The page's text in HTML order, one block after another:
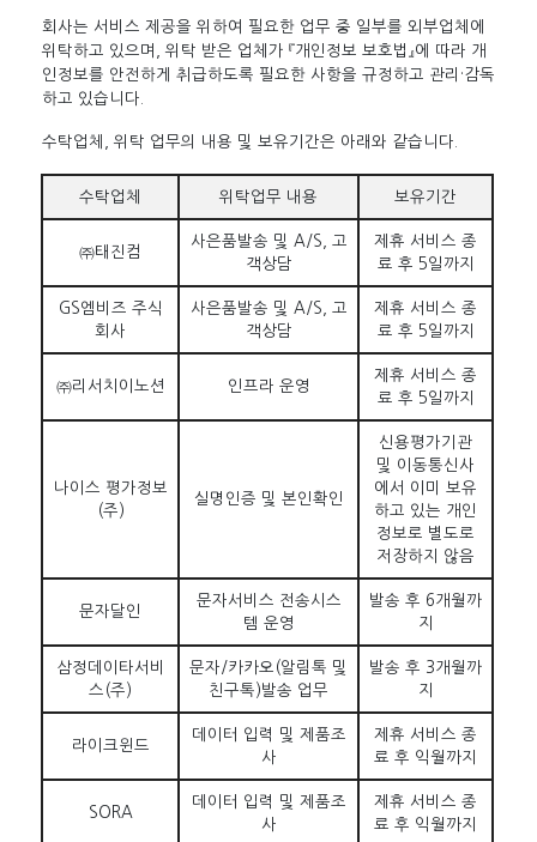
회사는 서비스 제공을 위하여 필요한 업무 중 일부를 외부업체에
위탁하고 있으며, 위탁 받은 업체가 『개인정보 보호법』에 따라 개
인정보를 안전하게 취급하도록 필요한 사항을 규정하고 관리·감독
하고 있습니다.
수탁업체, 위탁 업무의 내용 및 보유기간은 아래와 같습니다.
수탁업체 위탁업무 내용 보유기간
㈜태진컴
사은품발송 및 A/S, 고
객상담
제휴 서비스 종
료 후 5일까지
GS엠비즈 주식
회사
사은품발송 및 A/S, 고
객상담
제휴 서비스 종
료 후 5일까지
㈜리서치이노션 인프라 운영
제휴 서비스 종
료 후 5일까지
나이스 평가정보
(주)
실명인증 및 본인확인
신용평가기관
및 이동통신사
에서 이미 보유
하고 있는 개인
정보로 별도로
저장하지 않음
문자달인
문자서비스 전송시스
템 운영
발송 후 6개월까
지
삼정데이타서비
스(주)
문자/카카오(알림톡 및
친구톡)발송 업무
발송 후 3개월까
지
라이크윈드
데이터 입력 및 제품조
사
제휴 서비스 종
료 후 익월까지
SORA
데이터 입력 및 제품조
사
제휴 서비스 종
료 후 익월까지